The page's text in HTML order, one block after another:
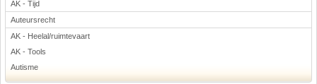
(Advertenties)
AK - Tijd
Auteursrecht
AK - Heelal/ruimtevaart
AK - Tools
Autisme